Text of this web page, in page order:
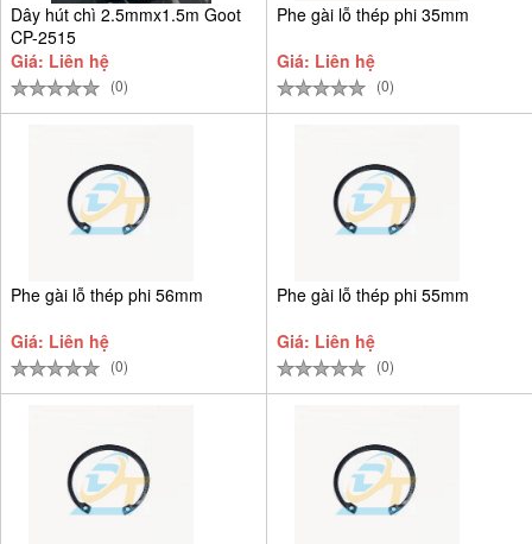
Dây hút chì 2.5mmx1.5m Goot
CP-2515
Giá: Liên hệ
(0)
Phe gài lỗ thép phi 35mm
Giá: Liên hệ
(0)
Phe gài lỗ thép phi 56mm
Giá: Liên hệ
(0)
Phe gài lỗ thép phi 55mm
Giá: Liên hệ
(0)